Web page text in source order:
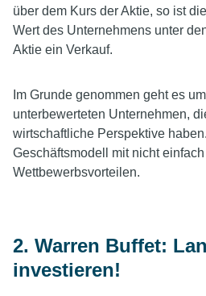
über dem Kurs der Aktie, so ist
Wert des Unternehmens unter
Aktie ein Verkauf.
Im Grunde genommen geht es
unterbewerteten Unternehmen,
wirtschaftliche Perspektive
Geschäftsmodell mit nicht
Wettbewerbsvorteilen.
2. Warren Buffet:
investieren!